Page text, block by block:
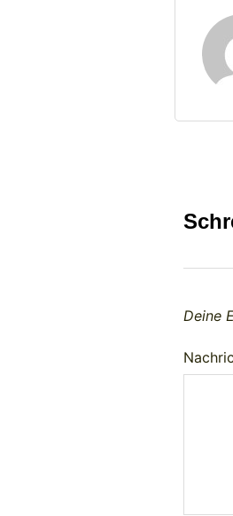
Deine